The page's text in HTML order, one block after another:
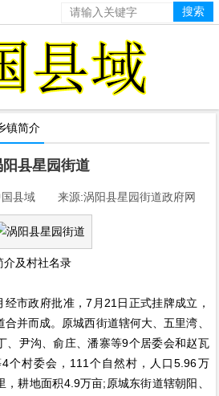
镇简介
阳县星园街道
县域 来源:涡阳县星园街道政府网
介及村社名录
市政府批准，7月21日正式挂牌成立，
并而成。原城西街道辖何大、五里湾、
、尹沟、俞庄、潘寨等9个居委会和赵瓦
个村委会，111个自然村，人口5.96万
，耕地面积4.9万亩;原城东街道辖朝阳、